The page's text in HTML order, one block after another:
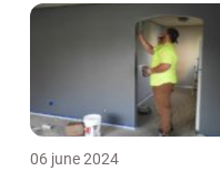
06 june 2024